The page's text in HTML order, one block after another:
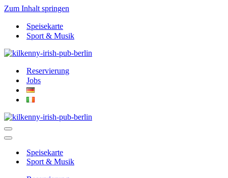
Zum Inhalt springen
Speisekarte
Sport & Musik
Reservierung
Jobs
Navigationsmenü
Navigationsmenü
Speisekarte
Sport & Musik